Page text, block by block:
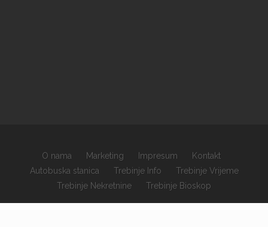
×
O nama Marketing Impresum
Kontakt
Autobuska stanica
Trebinje Info
Trebinje Vrijeme
Trebinje Nekretnine
Trebinje Bioskop